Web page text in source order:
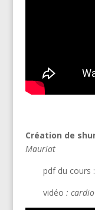
Création de
Mauriat
pdf du cours :
vidéo : cardio